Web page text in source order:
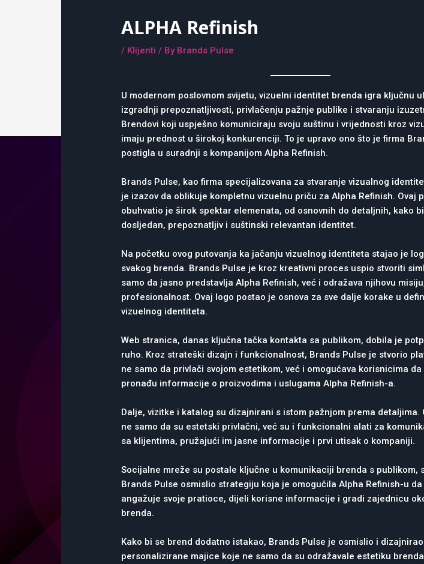
ALPHA Refinish
/ Klijenti / By Brands Pulse
U modernom poslovnom svijetu, vizuelni identitet brenda igra ključnu
izgradnji prepoznatljivosti, privlačenju pažnje publike i stvaranju
Brendovi koji uspješno komuniciraju svoju suštinu i vrijednosti kroz
imaju prednost u širokoj konkurenciji. To je upravo ono što je firma
postigla u suradnji s kompanijom Alpha Refinish.
Brands Pulse, kao firma specijalizovana za stvaranje vizualnog
je izazov da oblikuje kompletnu vizuelnu priču za Alpha Refinish. Ovaj
obuhvatio je širok spektar elemenata, od osnovnih do detaljnih, kako
dosljedan, prepoznatljiv i suštinski relevantan identitet.
Na početku ovog putovanja ka jačanju vizuelnog identiteta stajao je
svakog brenda. Brands Pulse je kroz kreativni proces uspio stvoriti
samo da jasno predstavlja Alpha Refinish, već i odražava njihovu
profesionalnost. Ovaj logo postao je osnova za sve dalje korake u
vizuelnog identiteta.
Web stranica, danas ključna tačka kontakta sa publikom, dobila je
ruho. Kroz strateški dizajn i funkcionalnost, Brands Pulse je stvorio
ne samo da privlači svojom estetikom, već i omogućava korisnicima da
pronađu informacije o proizvodima i uslugama Alpha Refinish-a.
Dalje, vizitke i katalog su dizajnirani s istom pažnjom prema detaljima.
ne samo da su estetski privlačni, već su i funkcionalni alati za
sa klijentima, pružajući im jasne informacije i prvi utisak o kompaniji.
Socijalne mreže su postale ključne u komunikaciji brenda s publikom,
Brands Pulse osmislio strategiju koja je omogućila Alpha Refinish-u da
angažuje svoje pratioce, dijeli korisne informacije i gradi zajednicu
brenda.
Kako bi se brend dodatno istakao, Brands Pulse je osmislio i dizajnirao
personalizirane majice koje ne samo da su odražavale estetiku